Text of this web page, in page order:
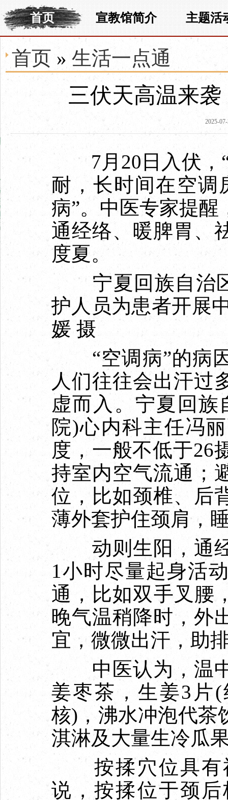
首页 宣教馆简介 主题活
首页 » 生活一点通
三伏天高温来
2025-
7月20日入伏，“
耐，长时间在空调
病”。中医专家提
通经络、暖脾胃、
度夏。
宁夏回族自治区
护人员为患者开展
媛 摄
“空调病”的病因
人们往往会出汗过
虚而入。宁夏回
院)心内科主任冯
度，一般不低于26
持室内空气流通；
位，比如颈椎、后
薄外套护住颈肩，
动则生阳，通经
1小时尽量起身活
通，比如双手叉腰
晚气温稍降时，外
宜，微微出汗，助
中医认为，温中
姜枣茶，生姜3片
核)，沸水冲泡代茶
淇淋及大量生冷瓜
按揉穴位具有
说，按揉位于颈